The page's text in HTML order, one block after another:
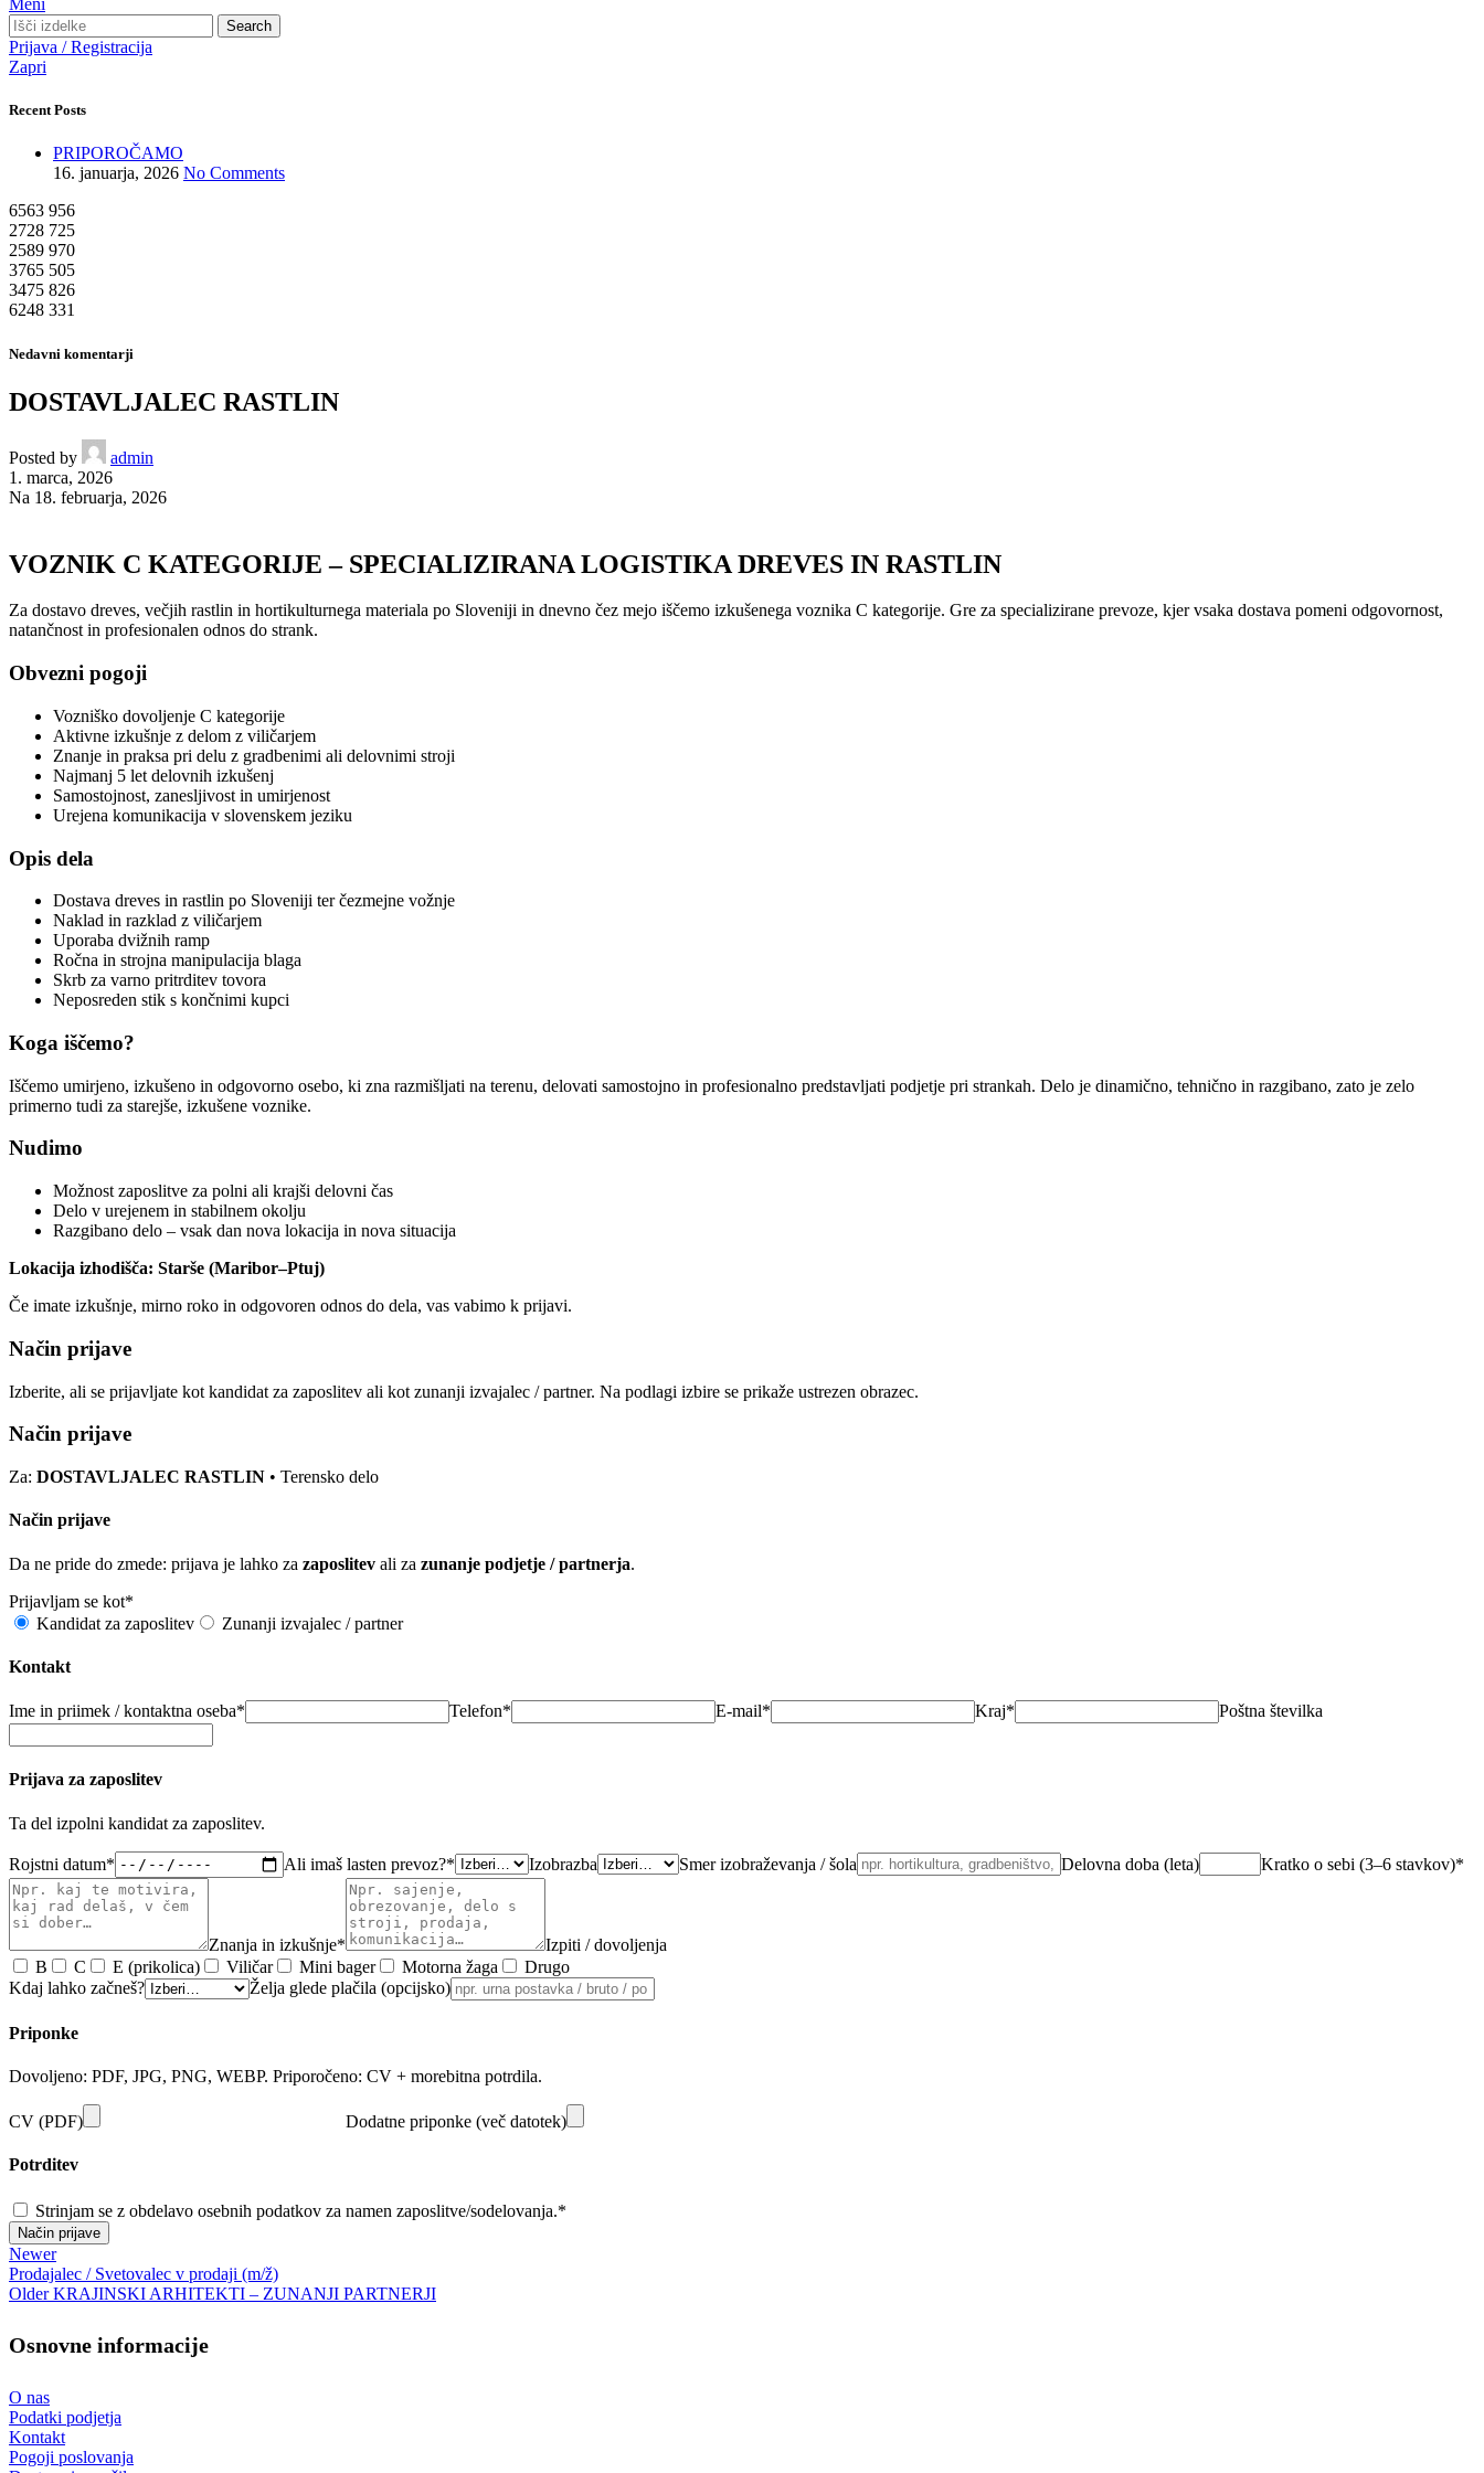
Meni
Search
Prijava / Registracija
Zapri
Recent Posts
PRIPOROČAMO
16. januarja, 2026 No Comments
6563 956
2728 725
2589 970
3765 505
3475 826
6248 331
Nedavni komentarji
DOSTAVLJALEC RASTLIN
Posted by
admin
1. marca, 2026
Na 18. februarja, 2026
VOZNIK C KATEGORIJE – SPECIALIZIRANA LOGISTIKA DREVES IN RASTLIN
Za dostavo dreves, večjih rastlin in hortikulturnega materiala po Sloveniji in dnevno čez mejo iščemo izkušenega voznika C kategorije. Gre za specializirane prevoze, kjer vsaka dostava pomeni odgovornost,
natančnost in profesionalen odnos do strank.
Obvezni pogoji
Vozniško dovoljenje C kategorije
Aktivne izkušnje z delom z viličarjem
Znanje in praksa pri delu z gradbenimi ali delovnimi stroji
Najmanj 5 let delovnih izkušenj
Samostojnost, zanesljivost in umirjenost
Urejena komunikacija v slovenskem jeziku
Opis dela
Dostava dreves in rastlin po Sloveniji ter čezmejne vožnje
Naklad in razklad z viličarjem
Uporaba dvižnih ramp
Ročna in strojna manipulacija blaga
Skrb za varno pritrditev tovora
Neposreden stik s končnimi kupci
Koga iščemo?
Iščemo umirjeno, izkušeno in odgovorno osebo, ki zna razmišljati na terenu, delovati samostojno in profesionalno predstavljati podjetje pri strankah. Delo je dinamično, tehnično in razgibano, zato je zelo
primerno tudi za starejše, izkušene voznike.
Nudimo
Možnost zaposlitve za polni ali krajši delovni čas
Delo v urejenem in stabilnem okolju
Razgibano delo – vsak dan nova lokacija in nova situacija
Lokacija izhodišča: Starše (Maribor–Ptuj)
Če imate izkušnje, mirno roko in odgovoren odnos do dela, vas vabimo k prijavi.
Način prijave
Izberite, ali se prijavljate kot kandidat za zaposlitev ali kot zunanji izvajalec / partner. Na podlagi izbire se prikaže ustrezen obrazec.
Način prijave
Za: DOSTAVLJALEC RASTLIN • Terensko delo
Način prijave
Da ne pride do zmede: prijava je lahko za zaposlitev ali za zunanje podjetje / partnerja.
Prijavljam se kot*
Kandidat za zaposlitev
Zunanji izvajalec / partner
Kontakt
Ime in priimek / kontaktna oseba* Telefon* E-mail* Kraj* Poštna številka
Prijava za zaposlitev
Ta del izpolni kandidat za zaposlitev.
Rojstni datum* Ali imaš lasten prevoz?* Izobrazba Smer izobraževanja / šola Delovna doba (leta) Kratko o sebi (3–6 stavkov)*
Znanja in izkušnje*
Izpiti / dovoljenja
B
C E (prikolica) Viličar Mini bager Motorna žaga
Drugo
Kdaj lahko začneš?
Želja glede plačila (opcijsko)
Priponke
Dovoljeno: PDF, JPG, PNG, WEBP. Priporočeno: CV + morebitna potrdila.
CV (PDF) Dodatne priponke (več datotek)
Potrditev
Strinjam se z obdelavo osebnih podatkov za namen zaposlitve/sodelovanja.*
Način prijave
Newer
Prodajalec / Svetovalec v prodaji (m/ž)
Older KRAJINSKI ARHITEKTI – ZUNANJI PARTNERJI
Osnovne informacije
O nas
Podatki podjetja
Kontakt
Pogoji poslovanja